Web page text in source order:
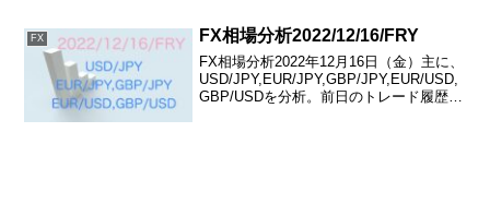
FX FX相場分析2022/12/16/FRY
FX相場分析2022年12月16日（金）主に、
USD/JPY,EUR/JPY,GBP/JPY,EUR/USD,
GBP/USDを分析。前日のトレード履歴記